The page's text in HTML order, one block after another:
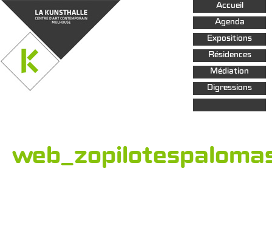
Aller au
contenu
principal
Accueil
Agenda
Expositions
Résidences
Médiation
Digressions